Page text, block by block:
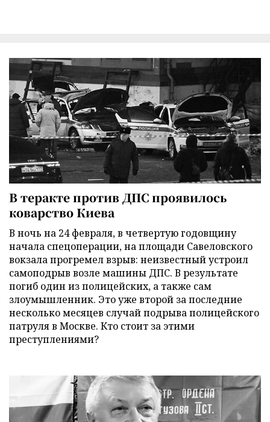
В теракте против ДПС проявилось
коварство Киева
В ночь на 24 февраля, в четвертую годовщину
начала спецоперации, на площади Савеловского
вокзала прогремел взрыв: неизвестный устроил
самоподрыв возле машины ДПС. В результате
погиб один из полицейских, а также сам
злоумышленник. Это уже второй за последние
несколько месяцев случай подрыва полицейского
патруля в Москве. Кто стоит за этими
преступлениями?